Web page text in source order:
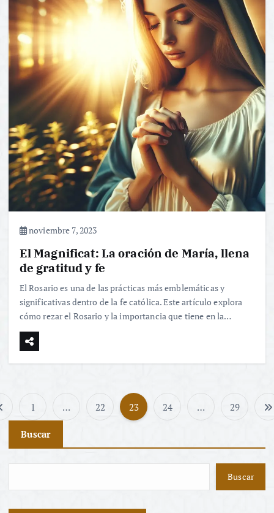
noviembre 7, 2023
El Magnificat: La oración de María, llena
de gratitud y fe
El Rosario es una de las prácticas más emblemáticas y
significativas dentro de la fe católica. Este artículo explora
cómo rezar el Rosario y la importancia que tiene en la…
P
a
1 … 22 23 24 … 29
Buscar
Buscar